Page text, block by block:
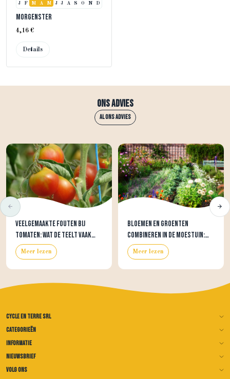
J F M A M J J A S O N D
Morgenster
4,16 €
Details
Ons advies
Al ons advies
Veelgemaakte fouten bij
tomaten: wat de teelt vaak
moeilijker maakt dan nodig
Meer lezen
Bloemen en groenten
combineren in de moestuin:
mooi, nuttig… en vaak
verrassend doeltreffend
Meer lezen
Cycle en terre SRL
Categorieën
Informatie
Nieuwsbrief
Volg ons